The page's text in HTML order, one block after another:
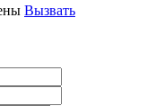
Вызвать